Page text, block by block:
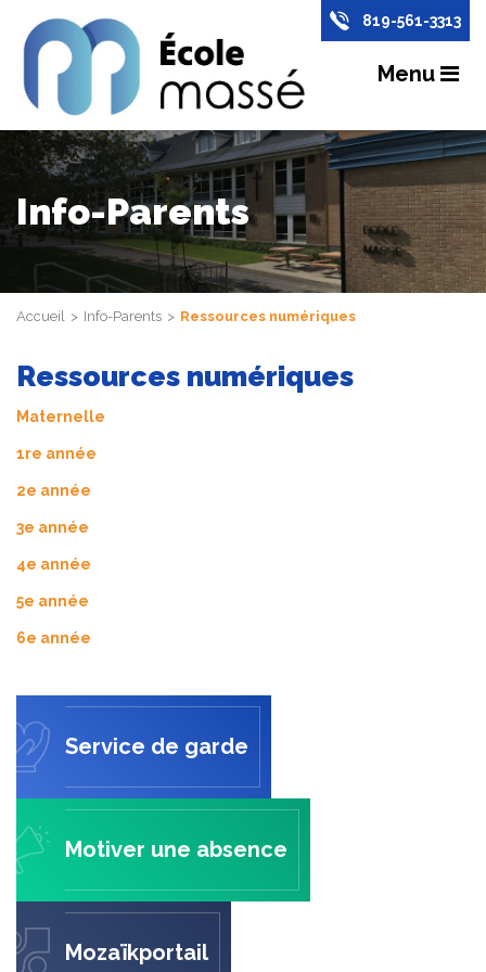
819-561-3313
Menu
Info-Parents
Accueil Info-Parents Ressources numériques
Ressources numériques
Maternelle
1re année
2e année
3e année
4e année
5e année
6e année
Service de garde
Motiver une absence
Mozaïkportail